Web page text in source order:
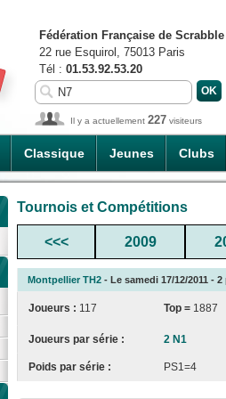
Classique Jeunes Clubs
Fédération Française de Scrabble
22 rue Esquirol, 75013 Paris
Tél : 01.53.92.53.20
Il y a actuellement 227 visiteurs
Tournois et Compétitions
<<< 2009
Montpellier TH2 - Le samedi 17/12/2011 -
Joueurs : 117 Top = 1887
Joueurs par série : 2 N1
Poids par série : PS1=4